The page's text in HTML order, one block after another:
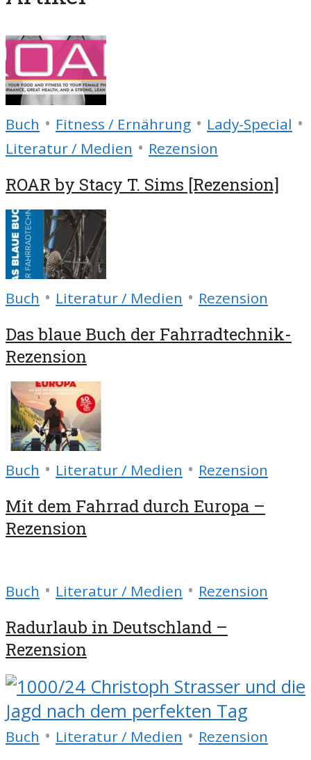
Buch • Fitness / Ernährung • Lady-Special •
Literatur / Medien • Rezension
ROAR by Stacy T. Sims [Rezension]
Buch • Literatur / Medien • Rezension
Das blaue Buch der Fahrradtechnik-
Rezension
Buch • Literatur / Medien • Rezension
Mit dem Fahrrad durch Europa –
Rezension
Buch • Literatur / Medien • Rezension
Radurlaub in Deutschland –
Rezension
Buch • Literatur / Medien • Rezension